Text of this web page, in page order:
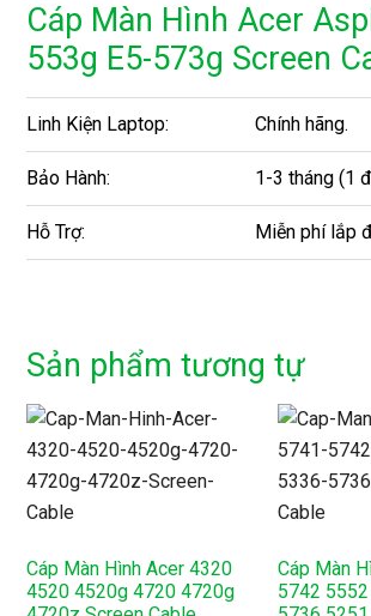
Cáp Màn Hình Acer
553g E5-573g Screen
Linh Kiện Laptop: Chính hãng.
Bảo Hành: 1-3 tháng (1
Hỗ Trợ: Miễn phí lắp
Sản phẩm tương tự
Cáp Màn Hình Acer 4320
4520 4520g 4720 4720g
Cáp Màn
5742